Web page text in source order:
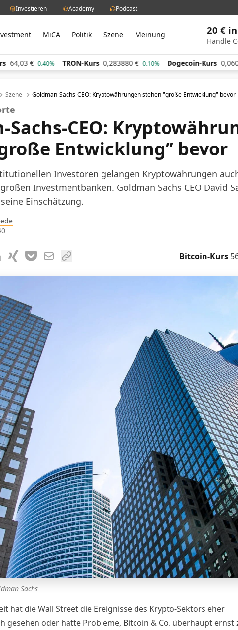
Investieren Academy Podcast
MiCA Politik Szene Meinung 20 €
Handle
0.40% TRON-Kurs 0,283880 € 0.10% Dogecoin-Kurs 0,060638 €
Szene Goldman-Sachs-CEO: Kryptowährungen stehen "große Entwicklung" bevor
Sachs-CEO:
Entwicklung” bevor
Investoren gelangen Kryptowährungen
Investmentbanken. Goldman Sachs CEO David
Einschätzung.
Bitcoin-Kurs
Sachs
hat die Wall Street die Ereignisse des Krypto-Sektors eher
gesehen oder hatte Probleme, Bitcoin & Co. überhaupt ernst